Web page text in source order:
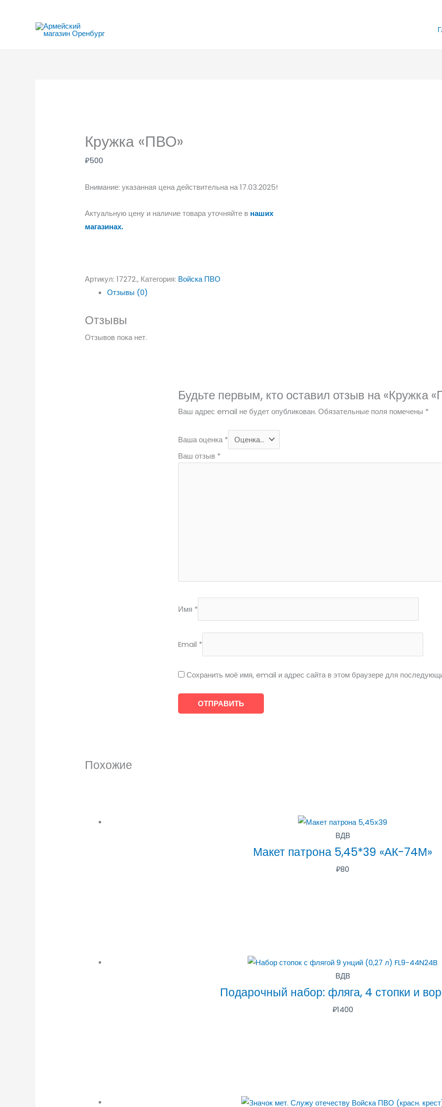
содержимому
Кружка «ПВО»
₽500
Внимание: указанная цена действительна на 17.03.2025!
Актуальную цену и наличие товара уточняйте в наших
магазинах.
Артикул:17272., Категория: Войска ПВО
Отзывы (0)
Отзывы
Отзывов пока нет.
Будьте первым, кто оставил отзыв на «Кружка
Ваш адрес email не будет опубликован. Обязательные поля помечены *
Ваша оценка*
Ваш отзыв *
Имя *
Email *
Сохранить моё имя, email и адрес сайта в этом браузере для
Похожие
ВДВ
Макет патрона 5,45*39 «АК-74М»
₽80
ВДВ
Подарочный набор: фляга, 4 стопки и
₽1400